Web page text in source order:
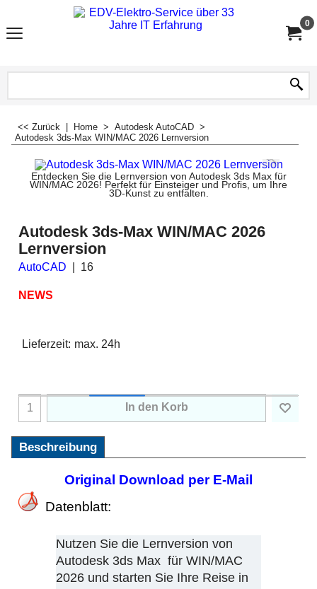
0
<< Zurück Home > Autodesk AutoCAD >
Autodesk 3ds-Max WIN/MAC 2026 Lernversion
Entdecken Sie die Lernversion von Autodesk 3ds Max für
WIN/MAC 2026! Perfekt für Einsteiger und Profis, um Ihre
3D-Kunst zu entfalten.
Autodesk 3ds-Max WIN/MAC 2026
Lernversion
AutoCAD 16
NEWS
Lieferzeit: max. 24h
In den Korb
Beschreibung
Original Download per E-Mail
Datenblatt:
Nutzen Sie die Lernversion von
Autodesk 3ds Max für WIN/MAC
2026 und starten Sie Ihre Reise in